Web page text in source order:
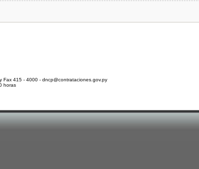
Fax 415 - 4000 - dncp@contrataciones.gov.py
horas